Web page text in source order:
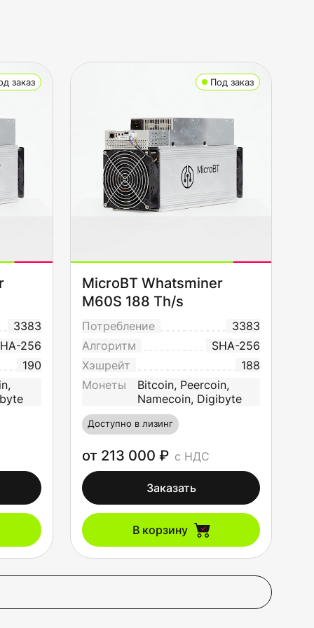
заказ
3383
256
190
Под заказ
MicroBT Whatsminer
M60S 188 Th/s
Потребление
3383
Алгоритм
SHA-256
Хэшрейт
188
Монеты
Bitcoin, Peercoin,
Namecoin, Digibyte
Доступно в лизинг
от 213 000 ₽ с НДС
Заказать
В корзину